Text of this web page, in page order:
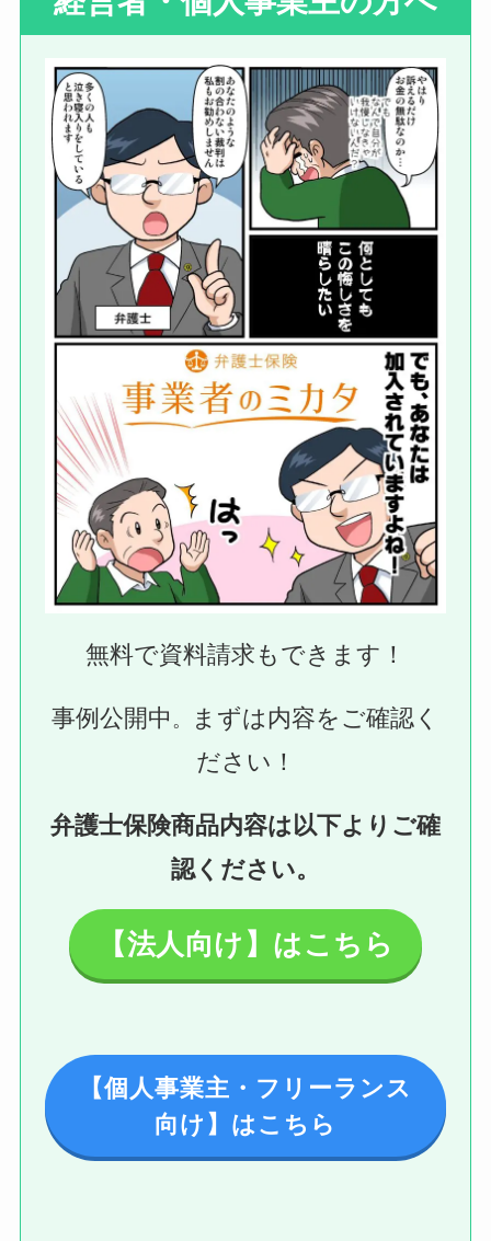
無料で資料請求もできます！
事例公開中 。
まずは内容をご確認く
ださい！
弁護士保険商品内容は以下よりご確
認ください。
【法人向け】はこちら
【個人事業主・フリーランス
向け】はこちら